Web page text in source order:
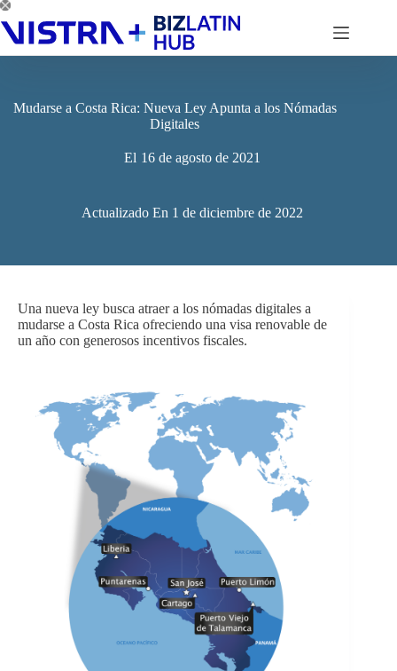
Saltar
al
contenido
Mudarse a Costa Rica: Nueva Ley Apunta a los Nómadas
Digitales
El 16 de agosto de 2021
Actualizado En 1 de diciembre de 2022
Una nueva ley busca atraer a los nómadas digitales a
mudarse a Costa Rica ofreciendo una visa renovable de
un año con generosos incentivos fiscales.